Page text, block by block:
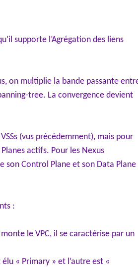
supporte l’Agrégation des liens
on multiplie la bande passante
tree. La convergence devient
(vus précédemment), mais pour
actifs. Pour les Nexus
son Control Plane et son Data Plane
:
le VPC, il se caractérise par un
« Primary » et l’autre est «